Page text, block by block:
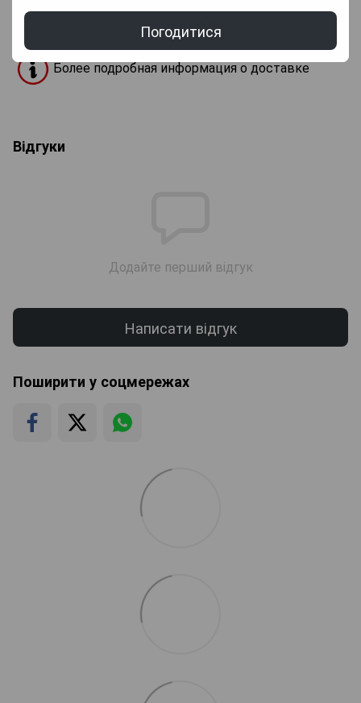
Погодитися
Более подробная информация о доставке
Відгуки
Додайте перший відгук
Написати відгук
Поширити у соцмережах